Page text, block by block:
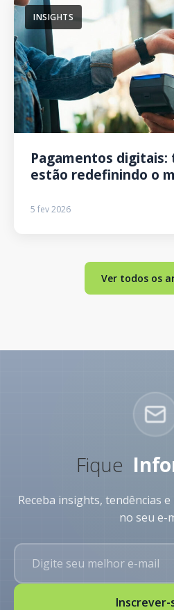
INSIGHTS
Pagamentos digitais:
estão redefinindo o
5 fev 2026
Ver todos os
Fique
Receba insights, tendências
no seu e-
Inscrever-